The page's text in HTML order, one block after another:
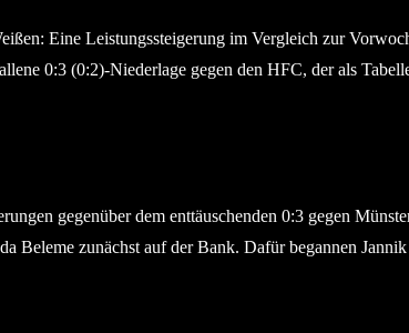
Eine Leistungssteigerung im Vergleich zur
0:3 (0:2)-Niederlage gegen den HFC, der als
gegenüber dem enttäuschenden 0:3 gegen
Beleme zunächst auf der Bank. Dafür begannen